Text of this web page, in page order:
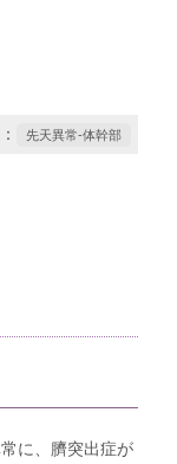
先天異常-体幹部
に、臍突出症が